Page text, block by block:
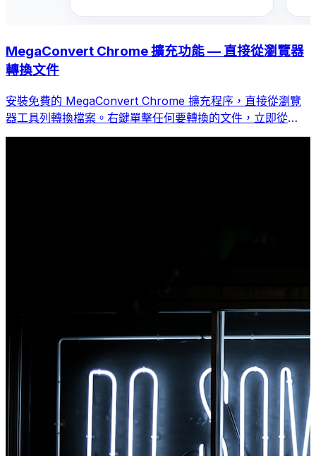
MegaConvert Chrome 擴充功能 — 直接從瀏覽器
轉換文件
安裝免費的 MegaConvert Chrome 擴充程序，直接從瀏覽
器工具列轉換檔案。右鍵單擊任何要轉換的文件，立即從
Chrome 存取所有工具。